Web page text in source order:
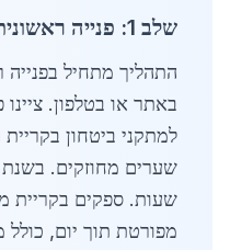
שלב 1: פנייה ראשונית ובקשת הצעת מחיר
התהליך מתחיל בפנייה
באתר או בטלפון.
למתקני ביטחון בקריית
שעות. ספקים בקריית